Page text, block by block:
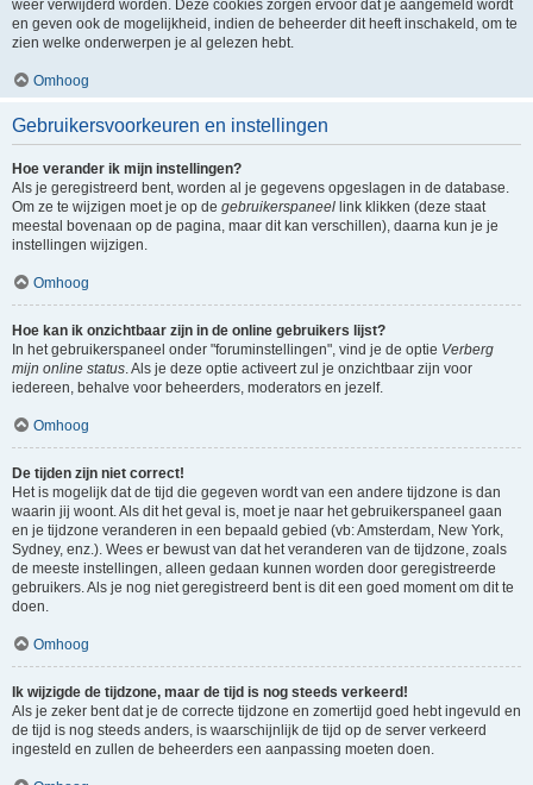
weer verwijderd worden. Deze cookies zorgen ervoor dat je aangemeld wordt
en geven ook de mogelijkheid, indien de beheerder dit heeft inschakeld, om te
zien welke onderwerpen je al gelezen hebt.
Omhoog
Gebruikersvoorkeuren en instellingen
Hoe verander ik mijn instellingen?
Als je geregistreerd bent, worden al je gegevens opgeslagen in de database.
Om ze te wijzigen moet je op de gebruikerspaneel link klikken (deze staat
meestal bovenaan op de pagina, maar dit kan verschillen), daarna kun je je
instellingen wijzigen.
Omhoog
Hoe kan ik onzichtbaar zijn in de online gebruikers lijst?
In het gebruikerspaneel onder "foruminstellingen", vind je de optie Verberg
mijn online status. Als je deze optie activeert zul je onzichtbaar zijn voor
iedereen, behalve voor beheerders, moderators en jezelf.
Omhoog
De tijden zijn niet correct!
Het is mogelijk dat de tijd die gegeven wordt van een andere tijdzone is dan
waarin jij woont. Als dit het geval is, moet je naar het gebruikerspaneel gaan
en je tijdzone veranderen in een bepaald gebied (vb: Amsterdam, New York,
Sydney, enz.). Wees er bewust van dat het veranderen van de tijdzone, zoals
de meeste instellingen, alleen gedaan kunnen worden door geregistreerde
gebruikers. Als je nog niet geregistreerd bent is dit een goed moment om dit te
doen.
Omhoog
Ik wijzigde de tijdzone, maar de tijd is nog steeds verkeerd!
Als je zeker bent dat je de correcte tijdzone en zomertijd goed hebt ingevuld en
de tijd is nog steeds anders, is waarschijnlijk de tijd op de server verkeerd
ingesteld en zullen de beheerders een aanpassing moeten doen.